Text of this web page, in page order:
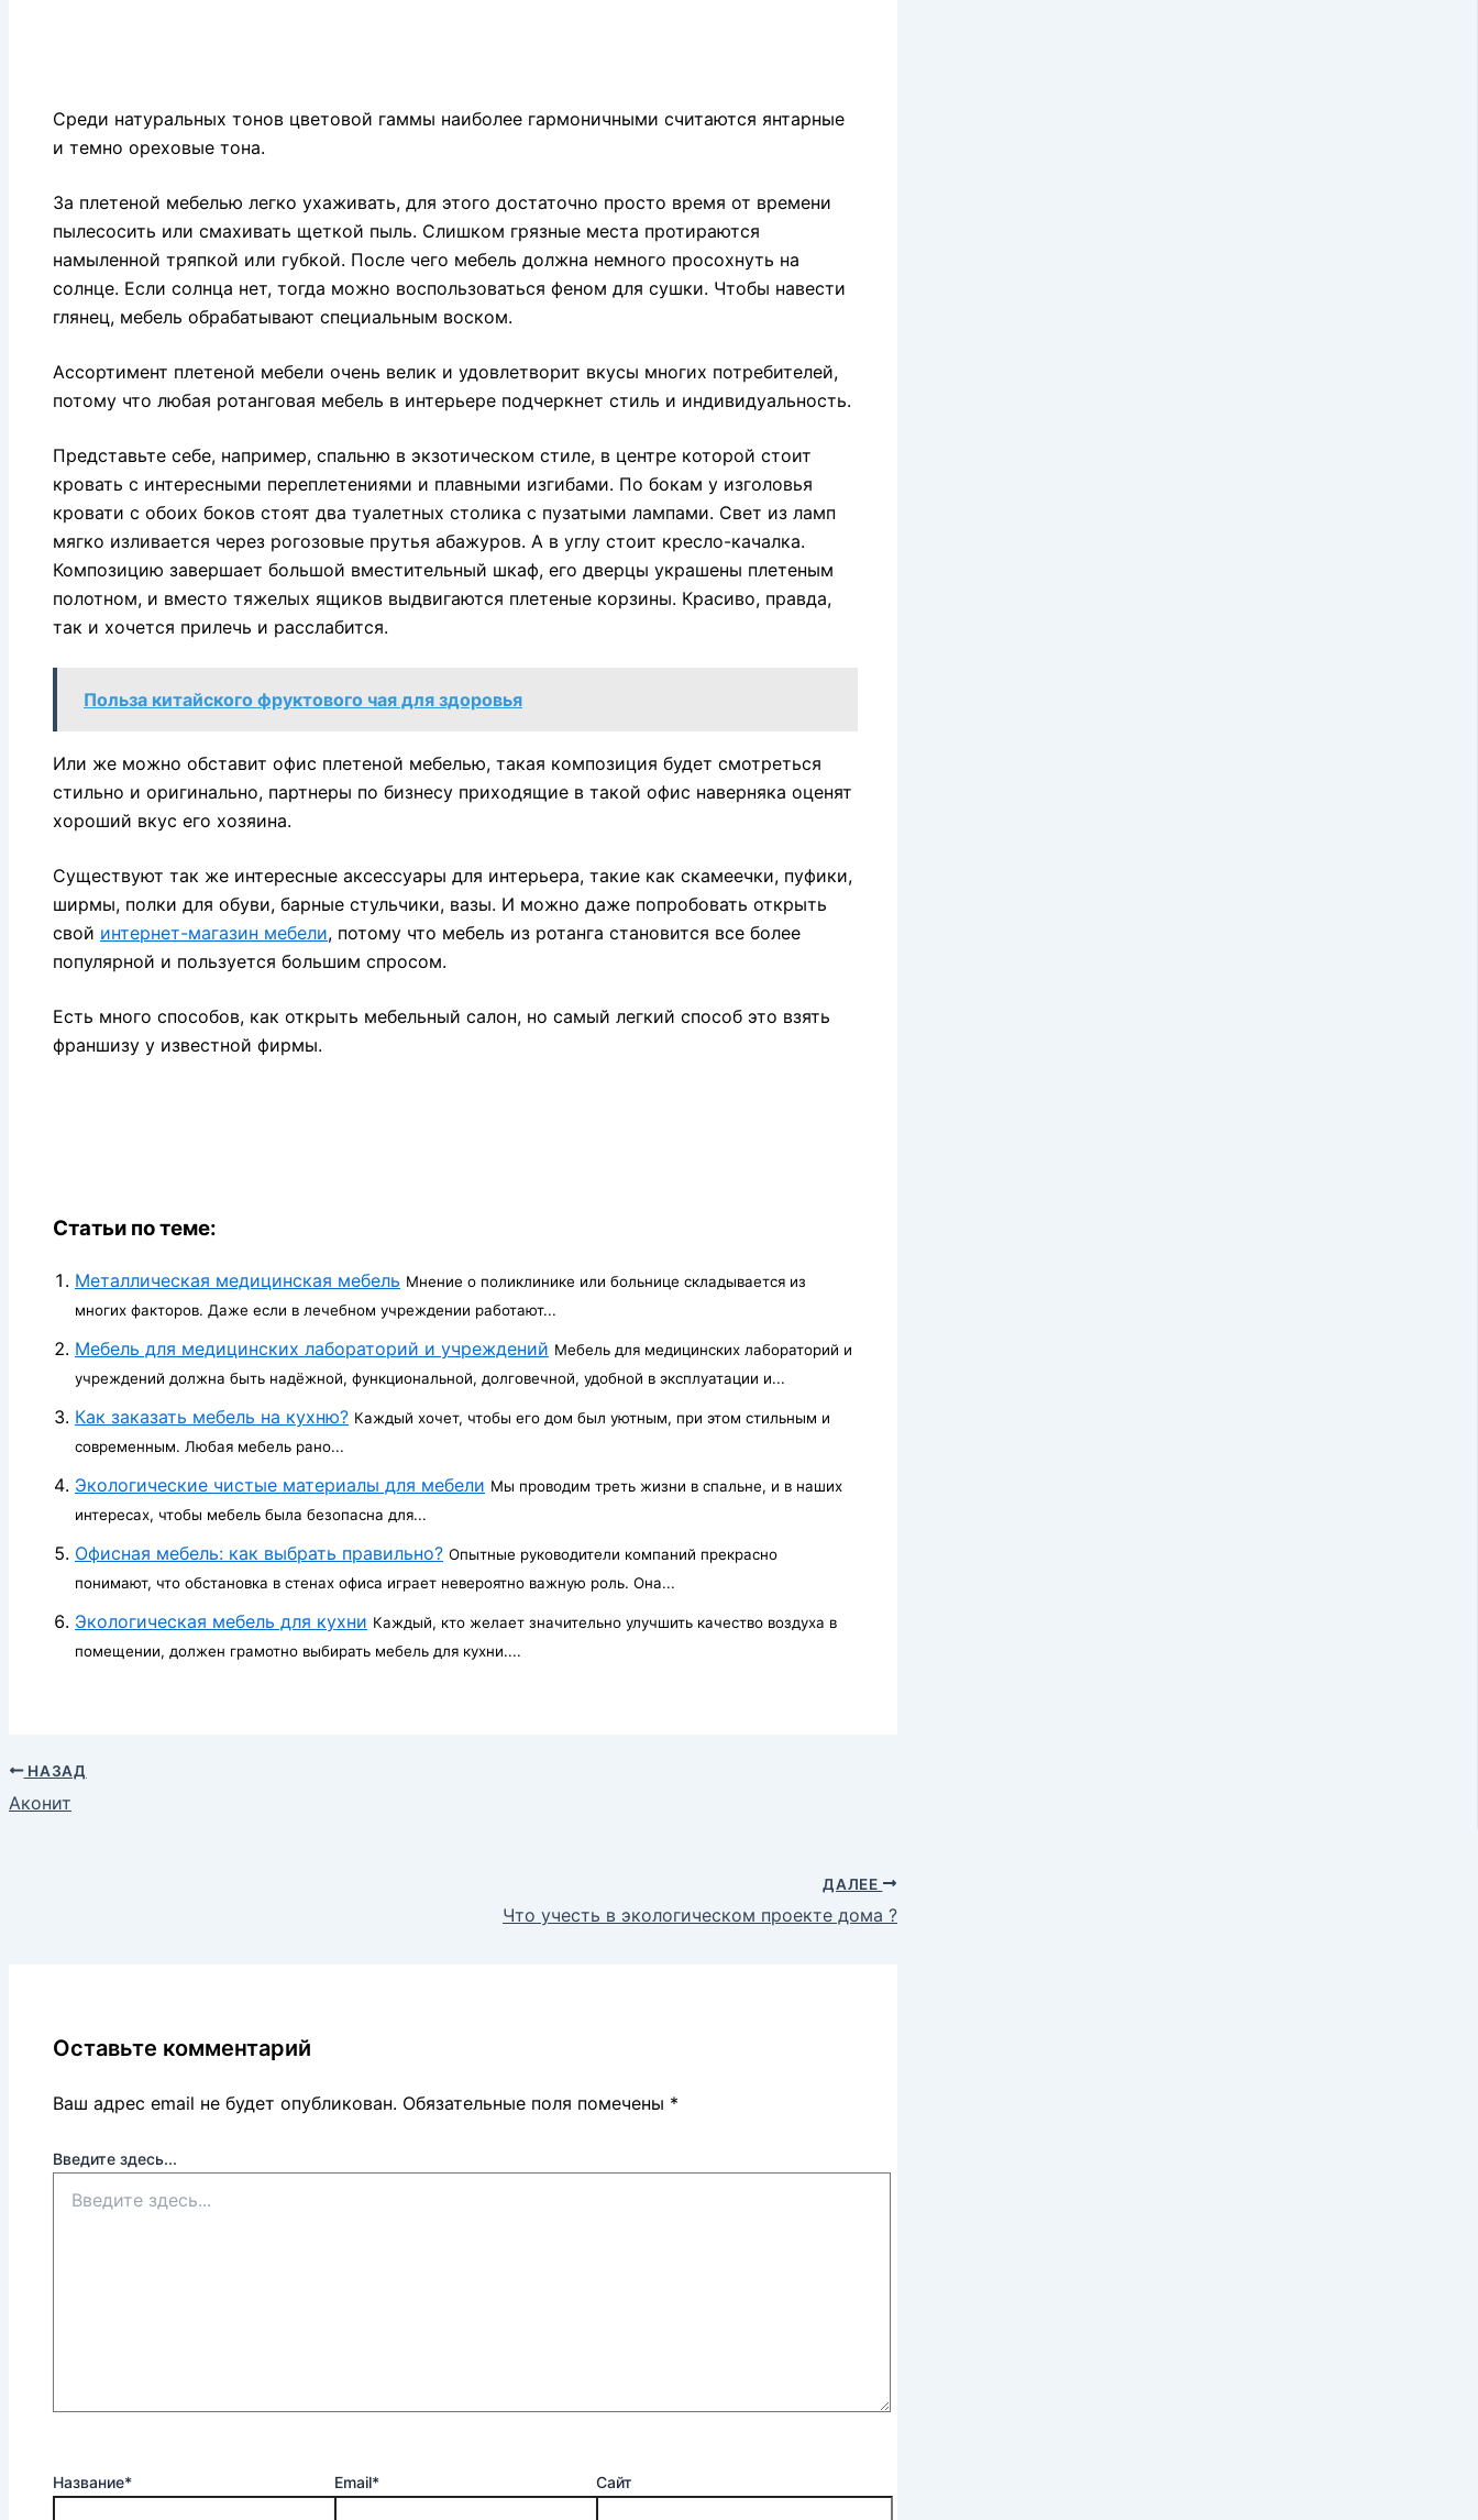
Среди натуральных тонов цветовой гаммы наиболее гармоничными считаются янтарные
и темно ореховые тона.
За плетеной мебелью легко ухаживать, для этого достаточно просто время от времени
пылесосить или смахивать щеткой пыль. Слишком грязные места протираются
намыленной тряпкой или губкой. После чего мебель должна немного просохнуть на
солнце. Если солнца нет, тогда можно воспользоваться феном для сушки. Чтобы навести
глянец, мебель обрабатывают специальным воском.
Ассортимент плетеной мебели очень велик и удовлетворит вкусы многих потребителей,
потому что любая ротанговая мебель в интерьере подчеркнет стиль и индивидуальность.
Представьте себе, например, спальню в экзотическом стиле, в центре которой стоит
кровать с интересными переплетениями и плавными изгибами. По бокам у изголовья
кровати с обоих боков стоят два туалетных столика с пузатыми лампами. Свет из ламп
мягко изливается через рогозовые прутья абажуров. А в углу стоит кресло-качалка.
Композицию завершает большой вместительный шкаф, его дверцы украшены плетеным
полотном, и вместо тяжелых ящиков выдвигаются плетеные корзины. Красиво, правда,
так и хочется прилечь и расслабится.
Польза китайского фруктового чая для здоровья
Или же можно обставит офис плетеной мебелью, такая композиция будет смотреться
стильно и оригинально, партнеры по бизнесу приходящие в такой офис наверняка оценят
хороший вкус его хозяина.
Существуют так же интересные аксессуары для интерьера, такие как скамеечки, пуфики,
ширмы, полки для обуви, барные стульчики, вазы. И можно даже попробовать открыть
свой интернет-магазин мебели, потому что мебель из ротанга становится все более
популярной и пользуется большим спросом.
Есть много способов, как открыть мебельный салон, но самый легкий способ это взять
франшизу у известной фирмы.
Статьи по теме:
Металлическая медицинская мебель Мнение о поликлинике или больнице складывается из
многих факторов. Даже если в лечебном учреждении работают...
Мебель для медицинских лабораторий и учреждений Мебель для медицинских лабораторий и
учреждений должна быть надёжной, функциональной, долговечной, удобной в эксплуатации и...
Как заказать мебель на кухню? Каждый хочет, чтобы его дом был уютным, при этом стильным и
современным. Любая мебель рано...
Экологические чистые материалы для мебели Мы проводим треть жизни в спальне, и в наших
интересах, чтобы мебель была безопасна для...
Офисная мебель: как выбрать правильно? Опытные руководители компаний прекрасно
понимают, что обстановка в стенах офиса играет невероятно важную роль. Она...
Экологическая мебель для кухни Каждый, кто желает значительно улучшить качество воздуха в
помещении, должен грамотно выбирать мебель для кухни....
НАЗАД
Аконит
ДАЛЕЕ
Что учесть в экологическом проекте дома ?
Оставьте комментарий
Ваш адрес email не будет опубликован. Обязательные поля помечены *
Введите здесь...
Название* Email* Сайт